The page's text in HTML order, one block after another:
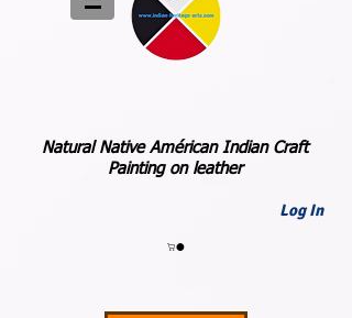
Natural Native Américan Indian Craft
Painting on leather
Log In